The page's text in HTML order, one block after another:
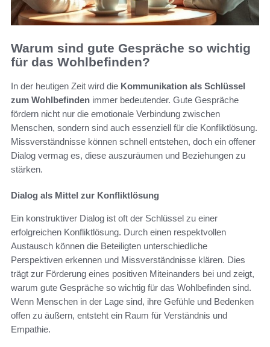
Warum sind gute Gespräche so wichtig
für das Wohlbefinden?
In der heutigen Zeit wird die Kommunikation als Schlüssel
zum Wohlbefinden immer bedeutender. Gute Gespräche
fördern nicht nur die emotionale Verbindung zwischen
Menschen, sondern sind auch essenziell für die Konfliktlösung.
Missverständnisse können schnell entstehen, doch ein offener
Dialog vermag es, diese auszuräumen und Beziehungen zu
stärken.
Dialog als Mittel zur Konfliktlösung
Ein konstruktiver Dialog ist oft der Schlüssel zu einer
erfolgreichen Konfliktlösung. Durch einen respektvollen
Austausch können die Beteiligten unterschiedliche
Perspektiven erkennen und Missverständnisse klären. Dies
trägt zur Förderung eines positiven Miteinanders bei und zeigt,
warum gute Gespräche so wichtig für das Wohlbefinden sind.
Wenn Menschen in der Lage sind, ihre Gefühle und Bedenken
offen zu äußern, entsteht ein Raum für Verständnis und
Empathie.